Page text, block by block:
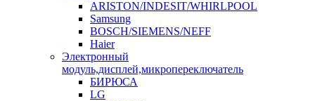
ARISTON/INDESIT/WHIRLPOOL
Samsung
BOSCH/SIEMENS/NEFF
Haier
Электронный
модуль,дисплей,микропереключатель
БИРЮСА
LG